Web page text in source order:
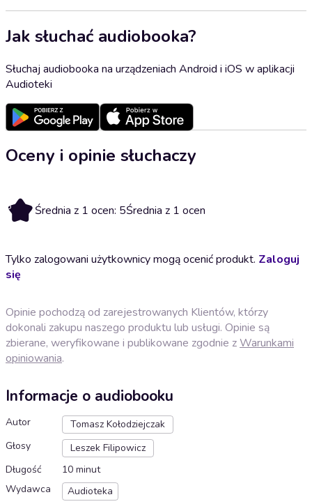
Jak słuchać audiobooka?
Słuchaj audiobooka na urządzeniach Android i iOS w aplikacji
Audioteki
Oceny i opinie słuchaczy
5 Średnia z 1 ocen: 5Średnia z 1 ocen
Tylko zalogowani użytkownicy mogą ocenić produkt. Zaloguj
się
Opinie pochodzą od zarejestrowanych Klientów, którzy
dokonali zakupu naszego produktu lub usługi. Opinie są
zbierane, weryfikowane i publikowane zgodnie zWarunkami
opiniowania.
Informacje o audiobooku
Autor
Tomasz Kołodziejczak
Głosy
Leszek Filipowicz
Długość
10 minut
Wydawca
Audioteka